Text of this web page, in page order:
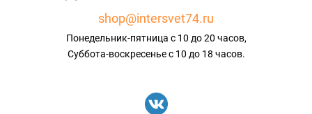
shop@intersvet74.ru
Понедельник-пятница с 10 до 20 часов,
Суббота-воскресенье с 10 до 18 часов.